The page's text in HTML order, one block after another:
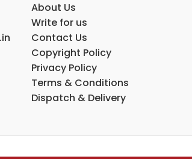
About Us
Write for us
Contact Us
Copyright Policy
Privacy Policy
Terms & Conditions
Dispatch & Delivery